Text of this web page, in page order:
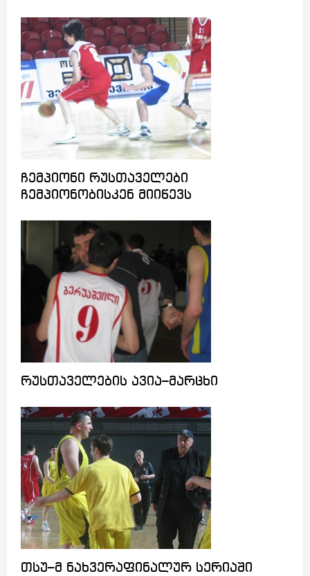
ჩემპიონი რუსთაველები
ჩემპიონობისკენ მიიწევს
რუსთაველების ავია–მარცხი
თსუ–მ ნახვერაფინალურ სერიაში